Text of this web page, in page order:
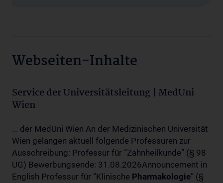
Webseiten-Inhalte
Service der Universitätsleitung | MedUni
Wien
... der MedUni Wien An der Medizinischen Universität
Wien gelangen aktuell folgende Professuren zur
Ausschreibung: Professur für “Zahnheilkunde” (§ 98
UG) Bewerbungsende: 31.08.2026Announcement in
English Professur für “Klinische Pharmakologie” (§